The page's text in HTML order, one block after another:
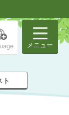
メニュー
ト